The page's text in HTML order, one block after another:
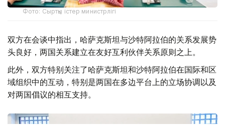
Фото: Сыртқы істер министрлігі
双方在会谈中指出，哈萨克斯坦与沙特阿拉伯的关系发展势
头良好，两国关系建立在友好互利伙伴关系原则之上。
此外，双方特别关注了哈萨克斯坦和沙特阿拉伯在国际和区
域组织中的互动，特别是两国在多边平台上的立场协调以及
对两国倡议的相互支持。